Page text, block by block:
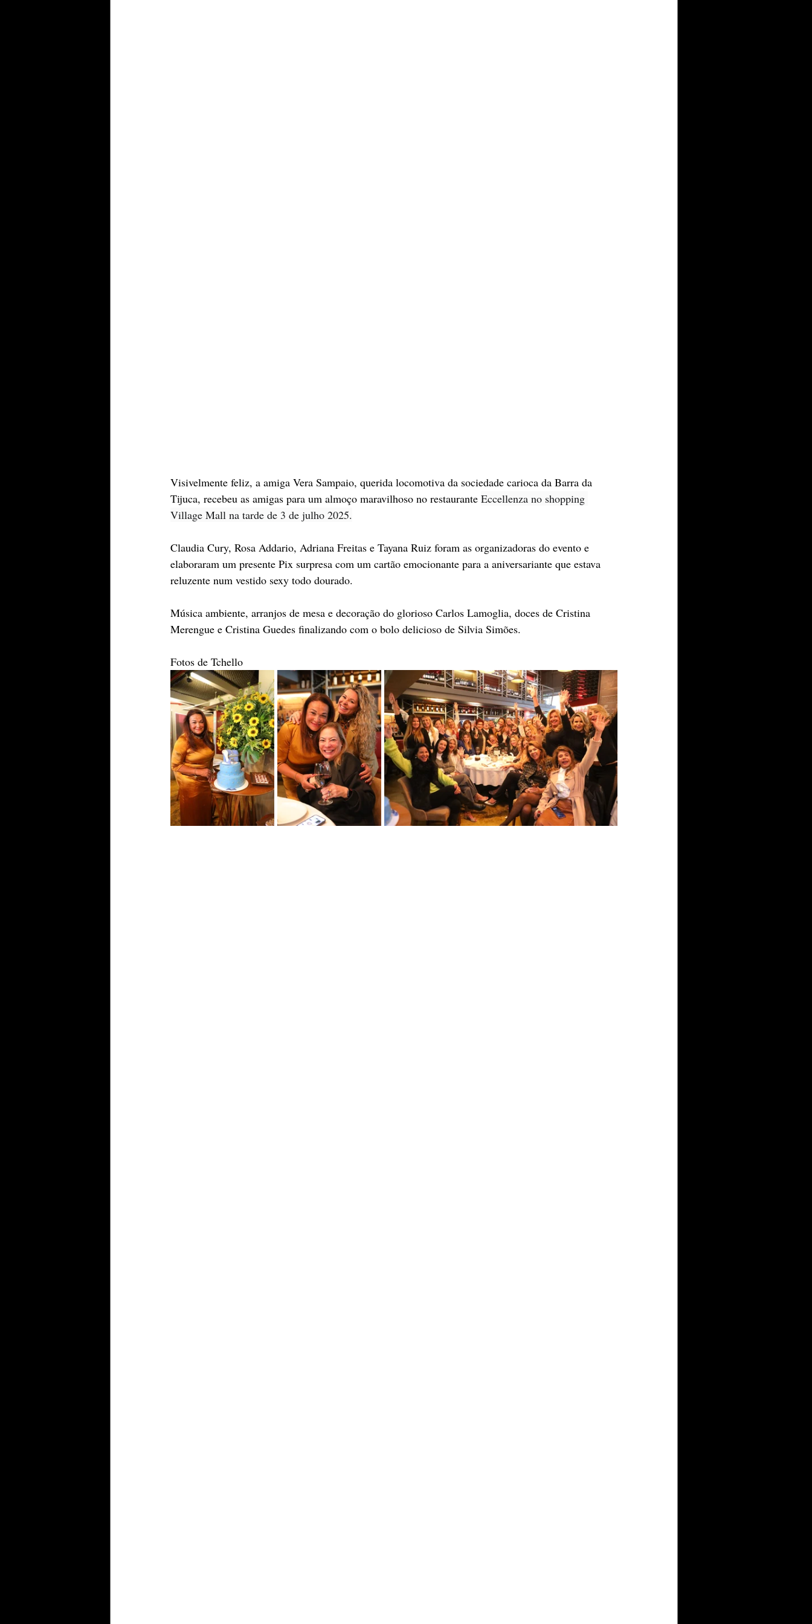
Visivelmente feliz, a amiga Vera Sampaio, querida locomotiva da sociedade carioca da Barra da
Tijuca, recebeu as amigas para um almoço maravilhoso no restaurante Eccellenza no shopping
Village Mall na tarde de 3 de julho 2025.
Claudia Cury, Rosa Addario, Adriana Freitas e Tayana Ruiz foram as organizadoras do evento e
elaboraram um presente Pix surpresa com um cartão emocionante para a aniversariante que estava
reluzente num vestido sexy todo dourado.
Música ambiente, arranjos de mesa e decoração do glorioso Carlos Lamoglia, doces de Cristina
Merengue e Cristina Guedes finalizando com o bolo delicioso de Silvia Simões.
Fotos de Tchello